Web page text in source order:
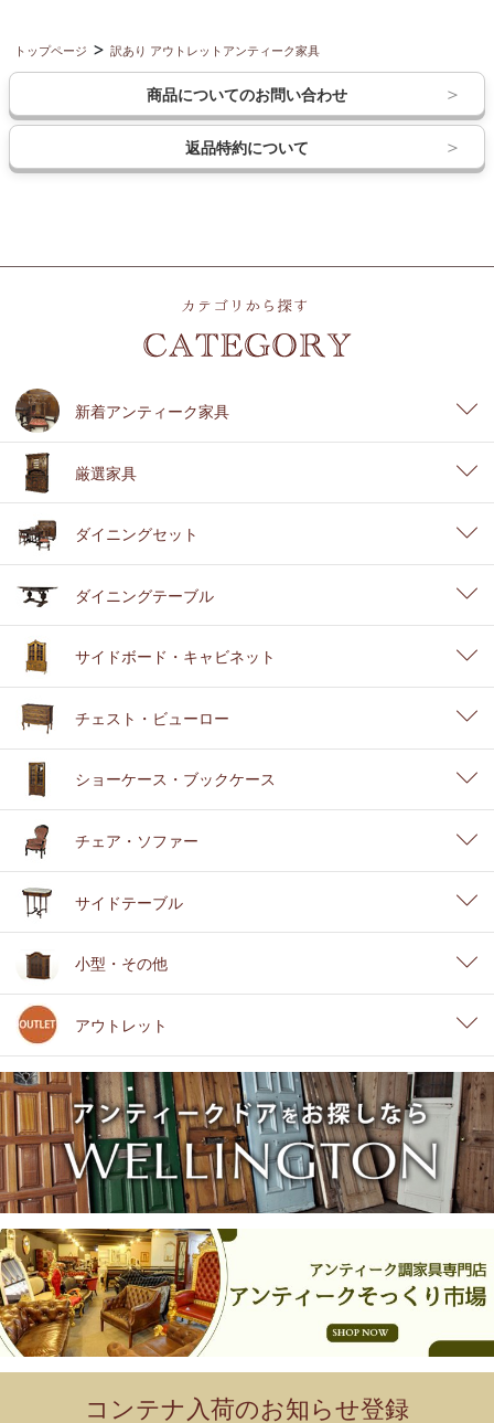
トップページ 訳あり アウトレットアンティーク家具
商品についてのお問い合わせ
返品特約について
新着アンティーク家具
厳選家具
ダイニングセット
ダイニングテーブル
サイドボード・キャビネット
チェスト・ビューロー
ショーケース・ブックケース
チェア・ソファー
サイドテーブル
小型・その他
アウトレット
コンテナ入荷のお知らせ登録